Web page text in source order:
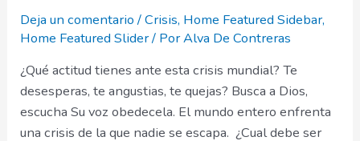
Deja un comentario /Crisis, Home Featured Sidebar,
Home Featured Slider/ PorAlva De Contreras
¿Qué actitud tienes ante esta crisis mundial? Te
desesperas, te angustias, te quejas? Busca a Dios,
escucha Su voz obedecela. El mundo entero enfrenta
una crisis de la que nadie se escapa. ¿Cual debe ser